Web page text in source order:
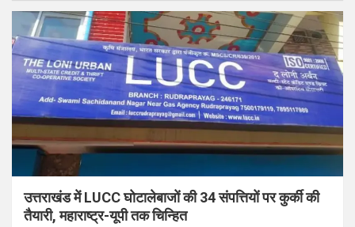
ce
b
o
o
k
at
s
A
p
p
ar
e
उत्तराखंड में LUCC घोटालेबाजों की 34 संपत्तियों पर कुर्की की
तैयारी, महाराष्ट्र-यूपी तक चिन्हित